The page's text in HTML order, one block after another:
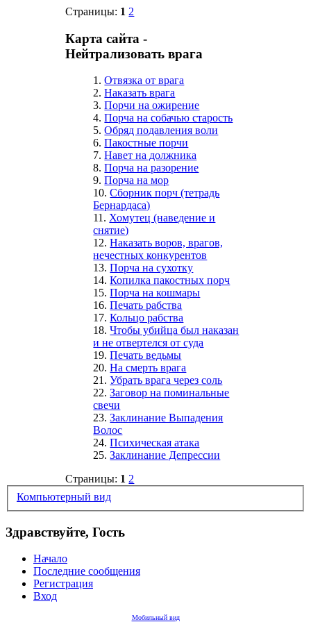
Страницы: 1 2
Карта сайта -
Нейтрализовать врага
1.Отвязка от врага
2.Наказать врага
3.Порчи на ожирение
4.Порча на собачью старость
5.Обряд подавления воли
6.Пакостные порчи
7.Навет на должника
8.Порча на разорение
9.Порча на мор
10.Сборник порч (тетрадь
Бернардаса)
11.Хомутец (наведение и
снятие)
12.Наказать воров, врагов,
нечестных конкурентов
13.Порча на сухотку
14.Копилка пакостных порч
15.Порча на кошмары
16.Печать рабства
17.Кольцо рабства
18.Чтобы убийца был наказан
и не отвертелся от суда
19.Печать ведьмы
20.На смерть врага
21.Убрать врага через соль
22.Заговор на поминальные
свечи
23.Заклинание Выпадения
Волос
24.Психическая атака
25.Заклинание Депрессии
Страницы: 1 2
Компьютерный вид
Здравствуйте, Гость
Начало
Последние сообщения
Регистрация
Вход
Мобильный вид